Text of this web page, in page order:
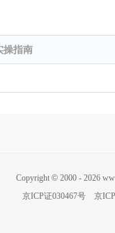
操指南
Copyright © 2000 - 2026
京ICP证030467号
京